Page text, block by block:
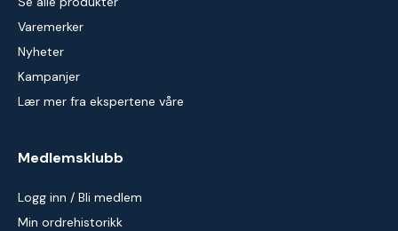
Varemerker
Nyheter
Kampanjer
Lær mer fra ekspertene våre
Medlemsklubb
Logg inn / Bli medlem
Min ordrehistorikk